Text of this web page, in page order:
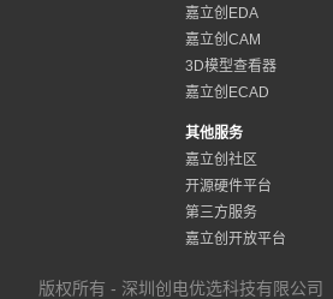
嘉立创EDA
嘉立创CAM
3D模型查看器
嘉立创ECAD
其他服务
嘉立创社区
开源硬件平台
第三方服务
嘉立创开放平台
版权所有 - 深圳创电优选科技有限公司